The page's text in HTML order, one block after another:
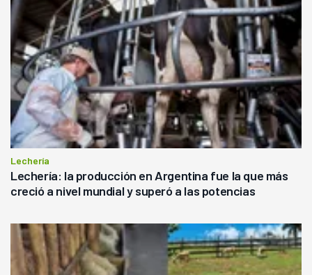
Lechería
Lechería: la producción en Argentina fue la que más
creció a nivel mundial y superó a las potencias